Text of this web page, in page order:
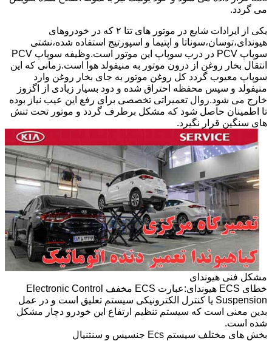
می گردد.
یکی از ایرادات شایع در موتور های تتا ۲ که در خودروهای
هیوندای،توسان،سوناتا و اپتیما و اسپورتیج استفاده شده،نشتی
سوپاپ PCV در درب سوپاپ این موتور است.وظیفه سوپاپ PCV
انتقال بخار روغن از درون موتور به منیفولد هوا است.زمانی که این
سوپاپ معیوب گردد کل روغن موتور به جای بخار روغن وارد
منیفولد و سپس محفظه احتراق شده و دود بسیار زیادی از اگزوز
خارج می شود.روال تعمیراتی تخصصی برای رفع این عیب نیاز بوده
تا اطمینان حاصل شود که مشکل برطرف گردد و موتور تحت تنش
های سنگین قرار نگیرد.
مشکل فنی هیوندای
خطای ECS هیوندای:عبارت ECS مخفف Electronic Control
Suspension یا کنترل الکترونیکی سیستم تعلیق است و در عمل
بدین معنی است که سیستم تنظیم ارتفاع این خودرو دچار مشکل
شده است.
بخش های مختلف سیستم Ecs جنسیس و سنتنیال